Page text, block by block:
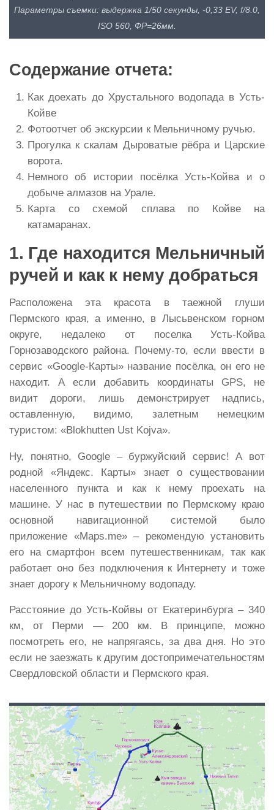
Параметры съемки: выдержка 1/50 секунды, -0,33 EV, f/8.0,
ISO 560, ФР=26мм.
Содержание отчета:
Как доехать до Хрустального водопада в Усть-
Койве
Фотоотчет об экскурсии к Мельничному ручью.
Прогулка к скалам Дыроватые рёбра и Царские
ворота.
Немного об истории посёлка Усть-Койва и о
добыче алмазов на Урале.
Карта со схемой сплава по Койве на
катамаранах.
1. Где находится Мельничный
ручей и как к нему добраться
Расположена эта красота в таежной глуши
Пермского края, а именно, в Лысьвенском горном
округе, недалеко от поселка Усть-Койва
Горнозаводского района. Почему-то, если ввести в
сервис «Google-Карты» название посёлка, он его не
находит. А если добавить координаты GPS, не
видит дороги, лишь демонстрирует надпись,
оставленную, видимо, залетным немецким
туристом: «Blokhutten Ust Kojva».
Ну, понятно, Google – буржуйский сервис! А вот
родной «Яндекс. Карты» знает о существовании
населенного пункта и как к нему проехать на
машине. У нас в путешествии по Пермскому краю
основной навигационной системой было
приложение «Maps.me» – рекомендую установить
его на смартфон всем путешественникам, так как
работает оно без подключения к Интернету и тоже
знает дорогу к Мельничному водопаду.
Расстояние до Усть-Койвы от Екатеринбурга – 340
км, от Перми — 200 км. В принципе, можно
посмотреть его, не напрягаясь, за два дня. Но это
если не заезжать к другим достопримечательностям
Свердловской области и Пермского края.